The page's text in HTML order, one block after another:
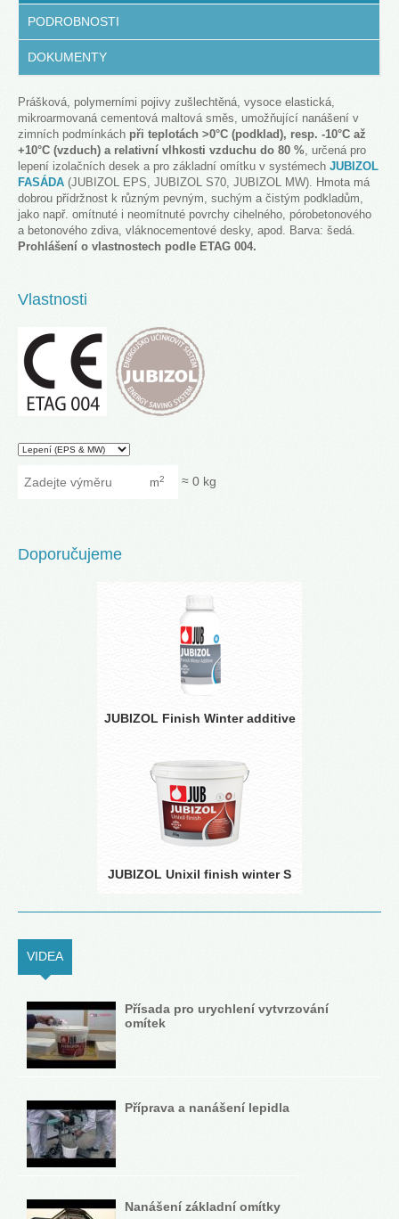
PODROBNOSTI
DOKUMENTY
Prášková, polymerními pojivy zušlechtěná, vysoce elastická,
mikroarmovaná cementová maltová směs, umožňující nanášení v
zimních podmínkách při teplotách >0°C (podklad), resp. -10°C až
+10°C (vzduch) a relativní vlhkosti vzduchu do 80 % , určená pro
lepení izolačních desek a pro základní omítku v systémech JUBIZOL
FASÁDA (JUBIZOL EPS, JUBIZOL S70, JUBIZOL MW). Hmota má
dobrou přídržnost k různým pevným, suchým a čistým podkladům,
jako např. omítnuté i neomítnuté povrchy cihelného, pórobetonového
a betonového zdiva, vláknocementové desky, apod. Barva: šedá.
Prohlášení o vlastnostech podle ETAG 004.
Vlastnosti
Granularity
m2 ≈ 0 kg
Doporučujeme
JUBIZOL Finish Winter additive
JUBIZOL Unixil finish winter S
VIDEA
Přísada pro urychlení vytvrzování
omítek
Příprava a nanášení lepidla
Nanášení základní omítky